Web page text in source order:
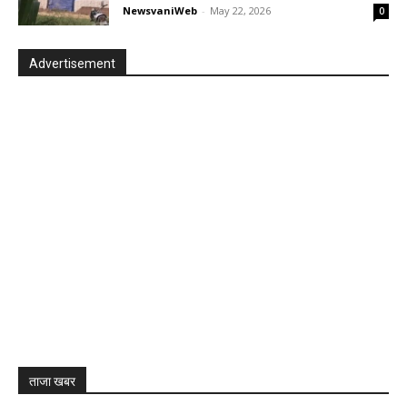
NewsvaniWeb - May 22, 2026 0
Advertisement
ताजा खबर